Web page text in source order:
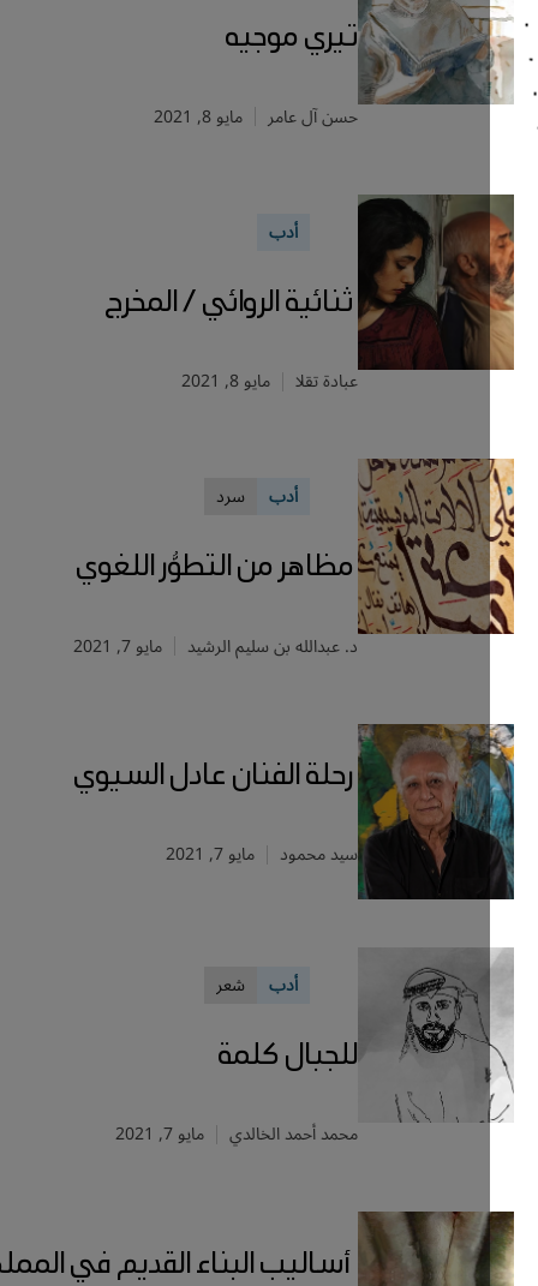
تيري موجيه
حسن آل عامر مايو 8, 2021
ثنائية الروائي / المخرج
عبادة تقلا مايو 8, 2021
سرد
مظاهر من التطوُّر اللغوي
د. عبدالله بن سليم الرشيد مايو 7, 2021
رحلة الفنان عادل السيوي
سيد محمود مايو 7, 2021
شعر
للجبال كلمة
محمد أحمد الخالدي مايو 7, 2021
أساليب البناء القديم في المملكة